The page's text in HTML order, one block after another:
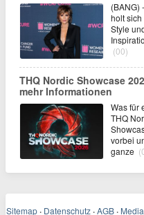
(BANG)
holt
Style
(00)
THQ Nordic Showcase
mehr Informationen
Was für
THQ
vorbei
ganze
Sitemap · Datenschutz · AGB ·